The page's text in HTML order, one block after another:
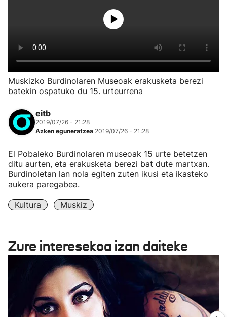
Muskizko Burdinolaren Museoak erakusketa berezi
batekin ospatuko du 15. urteurrena
eitb
2019/07/26 - 21:28
Azken eguneratzea 2019/07/26 - 21:28
El Pobaleko Burdinolaren museoak 15 urte betetzen
ditu aurten, eta erakusketa berezi bat dute martxan.
Burdinoletan lan nola egiten zuten ikusi eta ikasteko
aukera paregabea.
Kultura Muskiz
Zure interesekoa izan daiteke